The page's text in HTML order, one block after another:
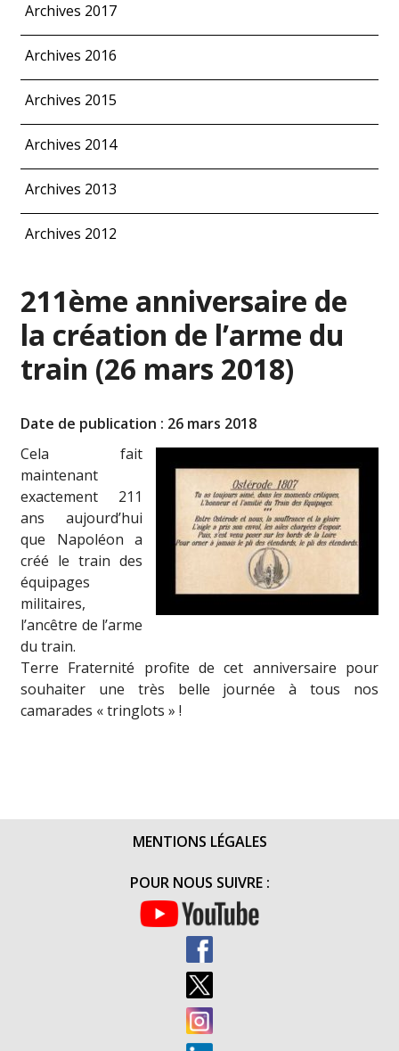
Archives 2017
Archives 2016
Archives 2015
Archives 2014
Archives 2013
Archives 2012
211ème anniversaire de
la création de l’arme du
train (26 mars 2018)
Date de publication : 26 mars 2018
Cela fait
maintenant
exactement 211
ans aujourd’hui
que Napoléon a
créé le train des
équipages
militaires,
l’ancêtre de l’arme
du train.
Terre Fraternité profite de cet anniversaire pour
souhaiter une très belle journée à tous nos
camarades « tringlots » !
MENTIONS LÉGALES
POUR NOUS SUIVRE :